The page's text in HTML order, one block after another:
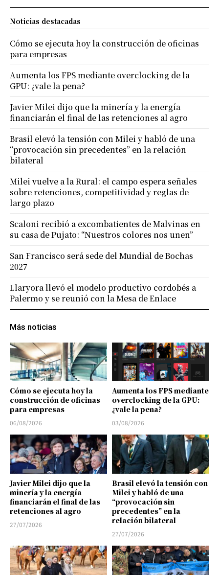
Más noticias
Cómo se ejecuta hoy la
construcción de oficinas
para empresas
06/08/2026
Aumenta los FPS mediante
overclocking de la GPU:
¿vale la pena?
03/08/2026
Javier Milei dijo que la
minería y la energía
financiarán el final de las
retenciones al agro
27/07/2026
Brasil elevó la tensión con
Milei y habló de una
“provocación sin
precedentes” en la
relación bilateral
27/07/2026
Noticias destacadas
Cómo se ejecuta hoy la construcción de oficinas
para empresas
Aumenta los FPS mediante overclocking de la
GPU: ¿vale la pena?
Javier Milei dijo que la minería y la energía
financiarán el final de las retenciones al agro
Brasil elevó la tensión con Milei y habló de una
“provocación sin precedentes” en la relación
bilateral
Milei vuelve a la Rural: el campo espera señales
sobre retenciones, competitividad y reglas de
largo plazo
Scaloni recibió a excombatientes de Malvinas en
su casa de Pujato: “Nuestros colores nos unen”
San Francisco será sede del Mundial de Bochas
2027
Llaryora llevó el modelo productivo cordobés a
Palermo y se reunió con la Mesa de Enlace